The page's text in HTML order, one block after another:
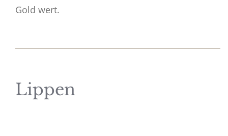
Gold wert.
Lippen